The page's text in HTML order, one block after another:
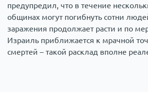
предупредил, что в течение
общинах могут погибнуть сотни
заражения продолжает расти и по
Израиль приближается к мрачной
смертей – такой расклад вполне